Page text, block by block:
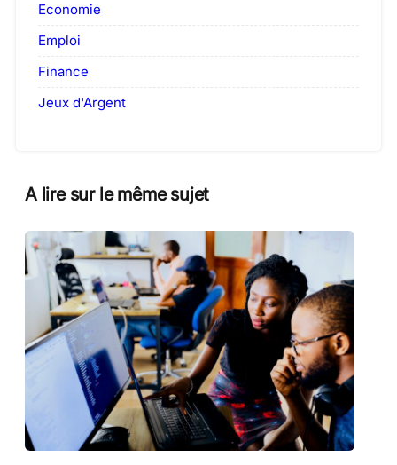
Economie
Emploi
Finance
Jeux d'Argent
A lire sur le même sujet